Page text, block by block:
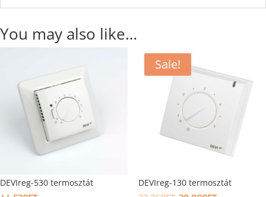
You may also like…
DEVIreg-530 termosztát
Sale!
DEVIreg-130 termosztát